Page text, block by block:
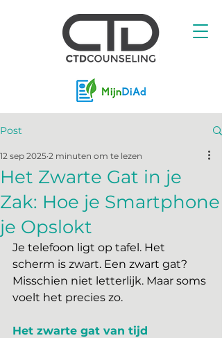
Post
Het Zwarte Gat in je
Zak: Hoe je Smartphone
je Opslokt
12 sep 2025 2 minuten om te lezen
Je telefoon ligt op tafel. Het
scherm is zwart. Een zwart gat?
Misschien niet letterlijk. Maar soms
voelt het precies zo.
Het zwarte gat van tijd